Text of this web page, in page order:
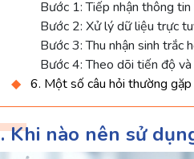
Bước 1: Tiếp nhận thông
Bước 2: Xử lý dữ liệu trực
Bước 3: Thu nhận sinh trắc
Bước 4: Theo dõi tiến độ
6. Một số câu hỏi thường gặp
Khi nào nên sử